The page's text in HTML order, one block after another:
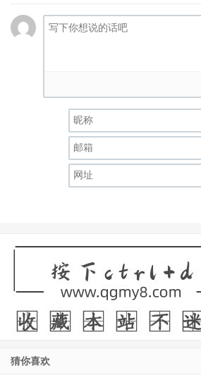
猜你喜欢